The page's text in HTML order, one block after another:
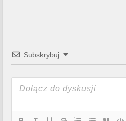
Subskrybuj